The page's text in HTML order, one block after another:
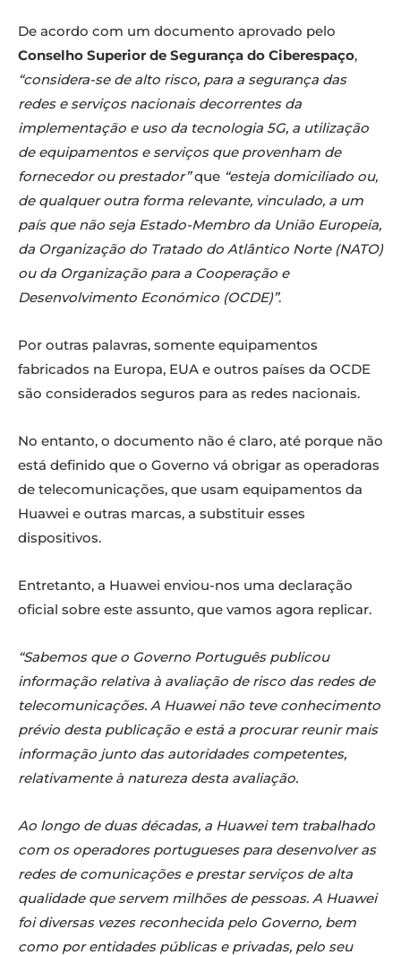
De acordo com um documento aprovado pelo
Conselho Superior de Segurança do Ciberespaço,
“considera-se de alto risco, para a segurança das
redes e serviços nacionais decorrentes da
implementação e uso da tecnologia 5G, a utilização
de equipamentos e serviços que provenham de
fornecedor ou prestador”que “esteja domiciliado ou,
de qualquer outra forma relevante, vinculado, a um
país que não seja Estado-Membro da União Europeia,
da Organização do Tratado do Atlântico Norte (NATO)
ou da Organização para a Cooperação e
Desenvolvimento Económico (OCDE)”.
Por outras palavras, somente equipamentos
fabricados na Europa, EUA e outros países da OCDE
são considerados seguros para as redes nacionais.
No entanto, o documento não é claro, até porque não
está definido que o Governo vá obrigar as operadoras
de telecomunicações, que usam equipamentos da
Huawei e outras marcas, a substituir esses
dispositivos.
Entretanto, a Huawei enviou-nos uma declaração
oficial sobre este assunto, que vamos agora replicar.
“Sabemos que o Governo Português publicou
informação relativa à avaliação de risco das redes de
telecomunicações. A Huawei não teve conhecimento
prévio desta publicação e está a procurar reunir mais
informação junto das autoridades competentes,
relativamente à natureza desta avaliação.
Ao longo de duas décadas, a Huawei tem trabalhado
com os operadores portugueses para desenvolver as
redes de comunicações e prestar serviços de alta
qualidade que servem milhões de pessoas. A Huawei
foi diversas vezes reconhecida pelo Governo, bem
como por entidades públicas e privadas, pelo seu